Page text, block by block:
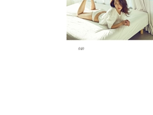
166 팔 출렁이는 팔
172 가슴 모으고 올
178 복부 선명한 11
183 옆구리 군살을
187 엉덩이 애플 힙
194 다리 모델 다리